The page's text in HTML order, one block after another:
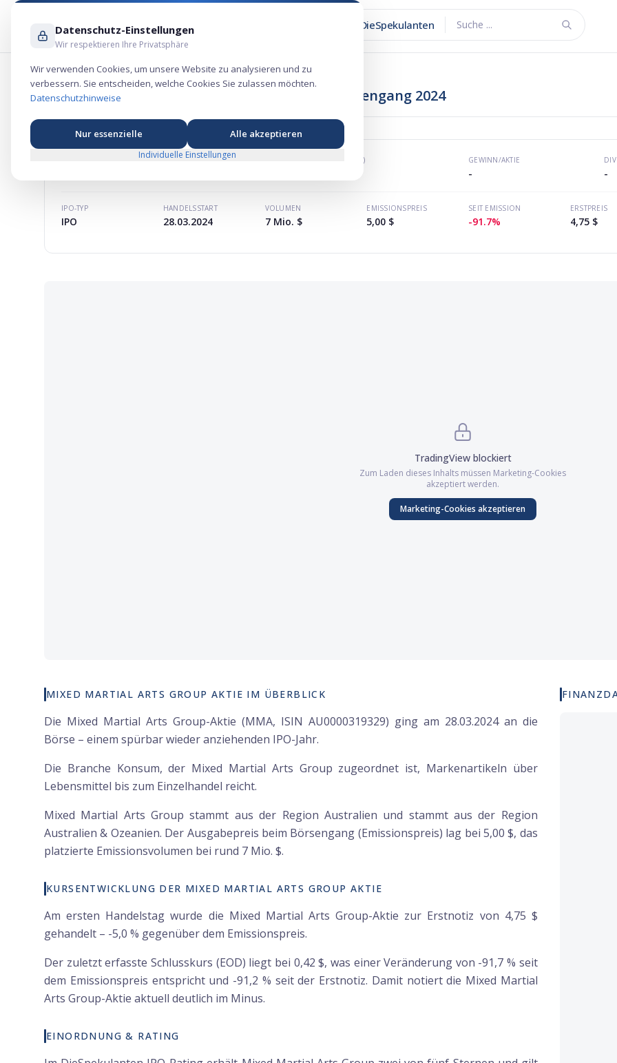
DieSpekulanten Suche ...
Mixed Martial Arts Group Aktie – Konsum-Börsengang 2024
MIXED MARTIAL ARTS GROUPAKTIE MARKTKAPITALISIERUNG KGV (P/E) GEWINN/AKTIE
- -
IPO-TYP
IPO
HANDELSSTART
28.03.2024
VOLUMEN
7 Mio. $
EMISSIONSPREIS
5,00 $
SEIT EMISSION
-91.7%
ERSTPREIS
4,75 $
TradingViewblockiert
Zum Laden dieses Inhalts müssen Marketing-Cookies
akzeptiert werden.
Marketing-Cookies akzeptieren
MIXED MARTIAL ARTS GROUP AKTIE IM ÜBERBLICK
Die Mixed Martial Arts Group-Aktie (MMA, ISIN AU0000319329) ging am 28.03.2024 an die
Börse – einem spürbar wieder anziehenden IPO-Jahr.
Die Branche Konsum, der Mixed Martial Arts Group zugeordnet ist, Markenartikeln über
Lebensmittel bis zum Einzelhandel reicht.
Mixed Martial Arts Group stammt aus der Region Australien und stammt aus der Region
Australien & Ozeanien. Der Ausgabepreis beim Börsengang (Emissionspreis) lag bei 5,00 $, das
platzierte Emissionsvolumen bei rund 7 Mio. $.
KURSENTWICKLUNG DER MIXED MARTIAL ARTS GROUP AKTIE
Am ersten Handelstag wurde die Mixed Martial Arts Group-Aktie zur Erstnotiz von 4,75 $
gehandelt – -5,0 % gegenüber dem Emissionspreis.
Der zuletzt erfasste Schlusskurs (EOD) liegt bei 0,42 $, was einer Veränderung von -91,7 % seit
dem Emissionspreis entspricht und -91,2 % seit der Erstnotiz. Damit notiert die Mixed Martial
Arts Group-Aktie aktuell deutlich im Minus.
EINORDNUNG & RATING
Datenschutz-Einstellungen
Wir respektieren Ihre Privatsphäre
Wir verwenden Cookies, um unsere Website zu analysieren und zu
verbessern. Sie entscheiden, welche Cookies Sie zulassen möchten.
Datenschutzhinweise
Nur essenzielle Alle akzeptieren
Individuelle Einstellungen